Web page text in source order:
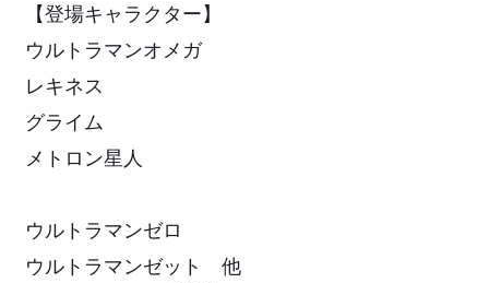
【登場キャラクター】
ウルトラマンオメガ
レキネス
グライム
メトロン星人
ウルトラマンゼロ
ウルトラマンゼット 他